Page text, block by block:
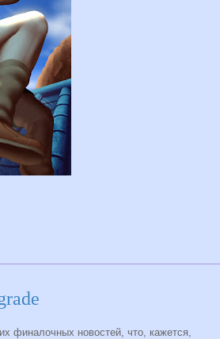
финалочных новостей, что, кажется,